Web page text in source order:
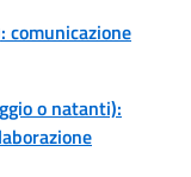
comunicazione
o natanti):